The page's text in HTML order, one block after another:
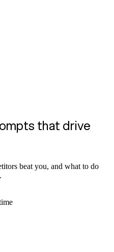
that drive
beat you, and what to do